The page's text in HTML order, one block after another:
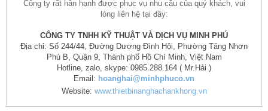
Công ty rất hân hạnh được phục vụ nhu cầu của quý khách, vui
lòng liên hệ tại đây:
CÔNG TY TNHH KỸ THUẬT VÀ DỊCH VỤ MINH PHÚ
Địa chỉ: Số 244/44, Đường Dương Đình Hội, Phường Tăng Nhơn
Phú B, Quận 9, Thành phố Hồ Chí Minh, Việt Nam
Hotline, zalo, skype: 0985.288.164 ( Mr.Hải )
Email: hoanghai@minhphuco.vn
Website: www.thietbinanghachankhong.vn